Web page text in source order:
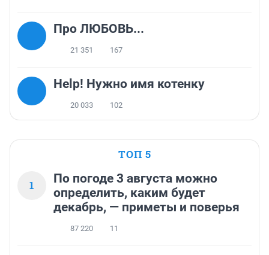
Про ЛЮБОВЬ...
21 351 167
Help! Нужно имя котенку
20 033 102
ТОП 5
1
По погоде 3 августа можно
определить, каким будет
декабрь, — приметы и поверья
87 220 11